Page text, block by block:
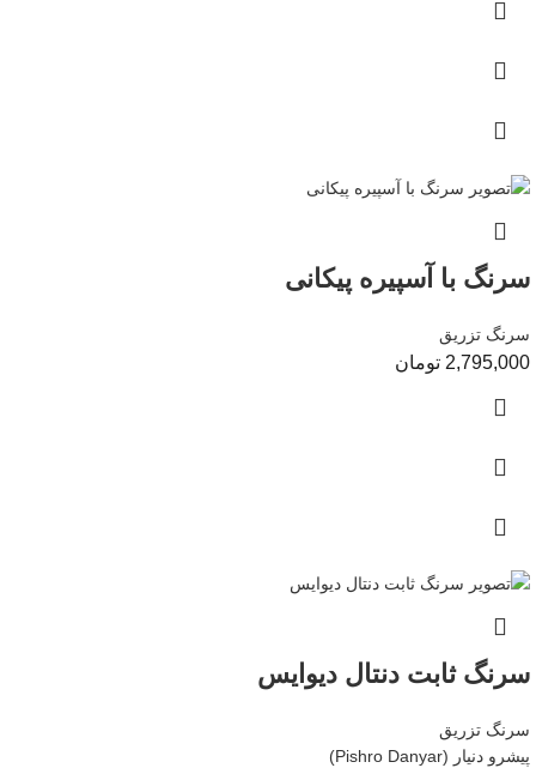
سرنگ با آسپیره پیکانی
سرنگ تزریق
2,795,000 تومان
سرنگ ثابت دنتال دیوایس
سرنگ تزریق
پیشرو دنیار (Pishro Danyar)